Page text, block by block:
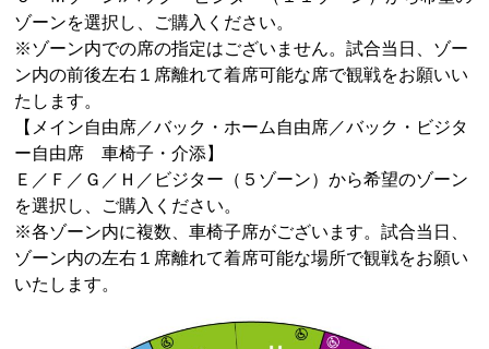
ゾーンを選択し、ご購入ください。
※ゾーン内での席の指定はございません。試合当日、ゾー
ン内の前後左右１席離れて着席可能な席で観戦をお願いい
たします。
【メイン自由席／バック・ホーム自由席／バック・ビジタ
ー自由席 車椅子・介添】
Ｅ／Ｆ／Ｇ／Ｈ／ビジター（５ゾーン）から希望のゾーン
を選択し、ご購入ください。
※各ゾーン内に複数、車椅子席がございます。試合当日、
ゾーン内の左右１席離れて着席可能な場所で観戦をお願い
いたします。